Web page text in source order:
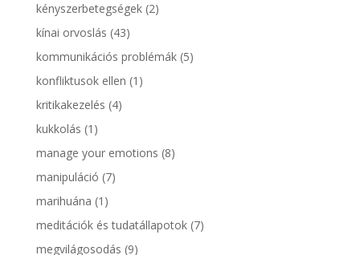
kényszerbetegségek(2)
kínai orvoslás (43)
kommunikációs problémák(5)
konfliktusok ellen (1)
kritikakezelés (4)
kukkolás (1)
manage your emotions (8)
manipuláció (7)
marihuána (1)
meditációk és tudatállapotok(7)
megvilágosodás (9)